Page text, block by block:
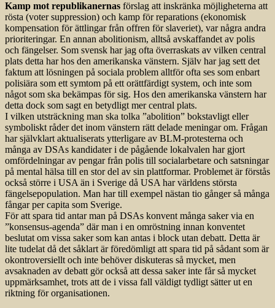
Kamp mot republikanernas förslag att inskränka möjligheterna att
rösta (voter suppression) och kamp för reparations (ekonomisk
kompensation för ättlingar från offren för slaveriet), var några andra
prioriteringar. En annan abolitionism, alltså avskaffandet av polis
och fängelser. Som svensk har jag ofta överraskats av vilken central
plats detta har hos den amerikanska vänstern. Själv har jag sett det
faktum att lösningen på sociala problem alltför ofta ses som enbart
polisiära som ett symtom på ett orättfärdigt system, och inte som
något som ska bekämpas för sig. Hos den amerikanska vänstern har
detta dock som sagt en betydligt mer central plats.
I vilken utsträckning man ska tolka ”abolition” bokstavligt eller
symboliskt råder det inom vänstern rätt delade meningar om. Frågan
har självklart aktualiserats ytterligare av BLM-protesterna och
många av DSAs kandidater i de pågående lokalvalen har gjort
omfördelningar av pengar från polis till socialarbetare och satsningar
på mental hälsa till en stor del av sin plattformar. Problemet är förstås
också större i USA än i Sverige då USA har världens största
fängelsepopulation. Man har till exempel nästan tio gånger så många
fångar per capita som Sverige.
För att spara tid antar man på DSAs konvent många saker via en
”konsensus-agenda” där man i en omröstning innan konventet
beslutat om vissa saker som kan antas i block utan debatt. Detta är
lite tudelat då det såklart är föredömligt att spara tid på sådant som är
okontroversiellt och inte behöver diskuteras så mycket, men
avsaknaden av debatt gör också att dessa saker inte får så mycket
uppmärksamhet, trots att de i vissa fall väldigt tydligt sätter ut en
riktning för organisationen.